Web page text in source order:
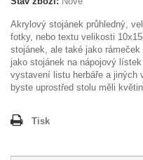
Akrylový stojánek průhledný,
fotky, nebo textu velikosti
stojánek, ale také jako
jako stojánek na nápojový
vystavení listu herbáře a jiných
byste uprostřed stolu měli
Tisk